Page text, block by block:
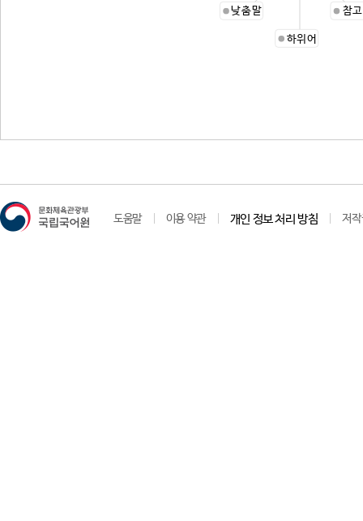
참
하위어
낮춤말
도움말 이용 약관 개인 정보 처리 방침 저